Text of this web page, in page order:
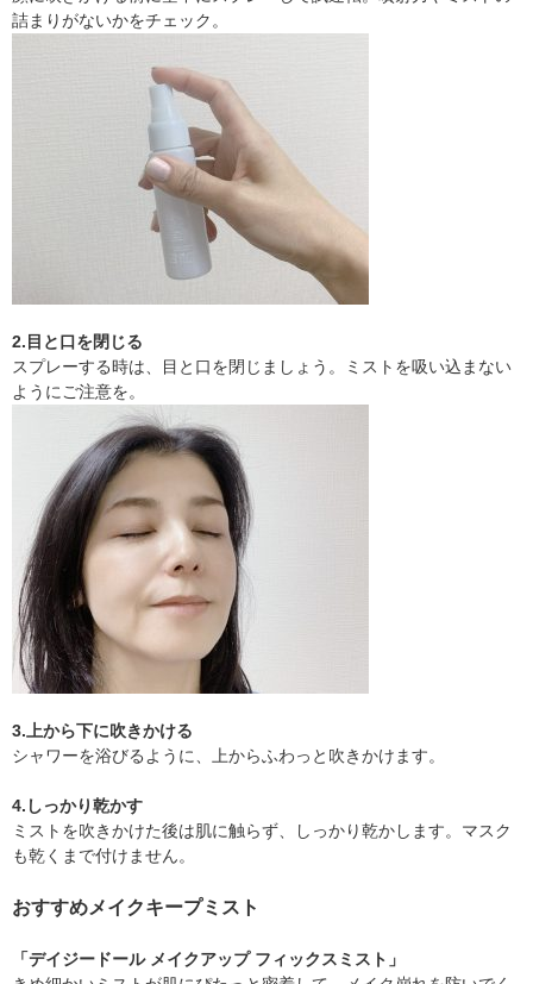
詰まりがないかをチェック。
2.目と口を閉じる
スプレーする時は、目と口を閉じましょう。ミストを吸い込まない
ようにご注意を。
3.上から下に吹きかける
シャワーを浴びるように、上からふわっと吹きかけます。
4.しっかり乾かす
ミストを吹きかけた後は肌に触らず、しっかり乾かします。マスク
も乾くまで付けません。
おすすめメイクキープミスト
「デイジードール メイクアップ フィックスミスト」